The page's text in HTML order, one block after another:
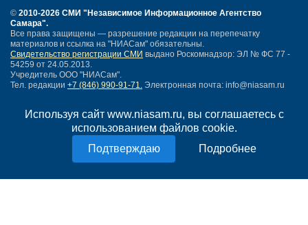
Используя сайт www.niasam.ru, вы соглашаетесь с
использованием файлов cookie.
Подробнее
© 2010-2026 СМИ "Независимое Информационное Агентство
Самара".
Все права защищены — разрешение редакции на перепечатку
материалов и ссылка на "НИАСам" обязательны.
Свидетельство регистрации СМИ выдано Роскомнадзор: ЭЛ № ФС 77 -
54259 от 24.05.2013.
Учредитель ООО "НИАСам".
Тел. редакции +7 (846) 990-91-71. Электронная почта: info@niasam.ru
Карта сайта
Нашли ошибку?
Политика конфиденциальности
Согласие на обработку персональных данных